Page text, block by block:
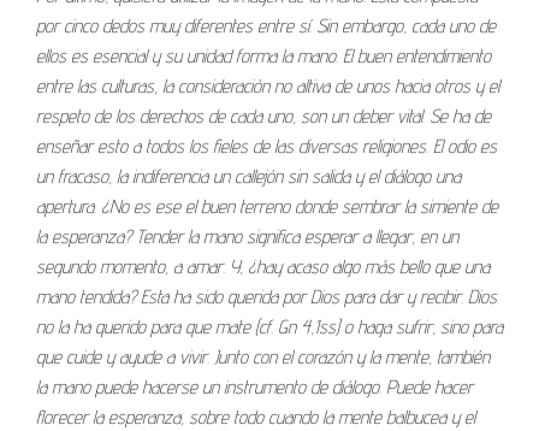
por cinco dedos muy diferentes entre sí. Sin embargo, cada uno de
ellos es esencial y su unidad forma la mano. El buen entendimiento
entre las culturas, la consideración no altiva de unos hacia otros y el
respeto de los derechos de cada uno, son un deber vital. Se ha de
enseñar esto a todos los fieles de las diversas religiones. El odio es
un fracaso, la indiferencia un callejón sin salida y el diálogo una
apertura. ¿No es ese el buen terreno donde sembrar la simiente de
la esperanza? Tender la mano significa esperar a llegar, en un
segundo momento, a amar. Y, ¿hay acaso algo más bello que una
mano tendida? Esta ha sido querida por Dios para dar y recibir. Dios
no la ha querido para que mate (cf. Gn 4,1ss) o haga sufrir, sino para
que cuide y ayude a vivir. Junto con el corazón y la mente, también
la mano puede hacerse un instrumento de diálogo. Puede hacer
florecer la esperanza, sobre todo cuando la mente balbucea y el